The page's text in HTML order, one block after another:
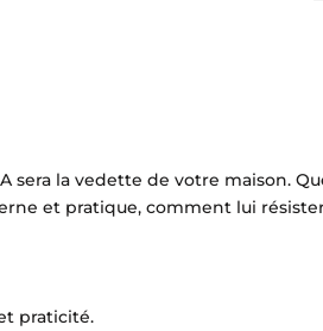
sera la vedette de votre maison.
et pratique, comment lui
praticité.